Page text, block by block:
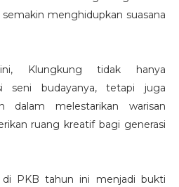
menghidupkan suasana
Klungkung tidak hanya
seni budayanya, tetapi juga
dalam melestarikan warisan
ruang kreatif bagi generasi
di PKB tahun ini menjadi bukti